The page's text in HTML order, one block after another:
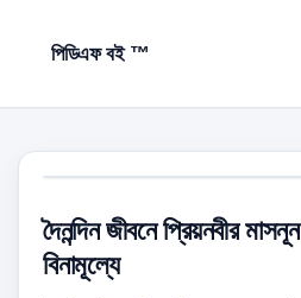
পিডিএফ বই ™
দৈনন্দিন জীবনে প্রিয়নবীর
বিনামূল্যে